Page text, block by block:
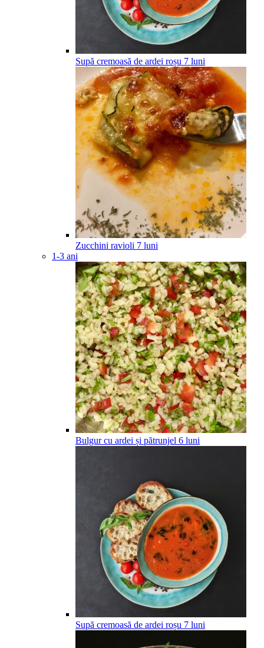
Supă cremoasă de ardei roșu 7 luni
Zucchini ravioli 7 luni
1-3 ani
Bulgur cu ardei și pătrunjel 6 luni
Supă cremoasă de ardei roșu 7 luni